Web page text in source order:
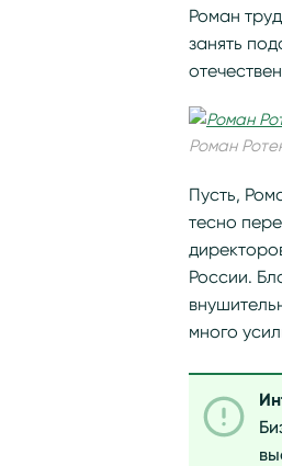
Роман
занять
Роман
Пусть,
тесно
России.
много